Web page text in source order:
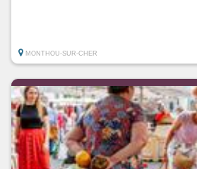
MONTHOU-SUR-CHER